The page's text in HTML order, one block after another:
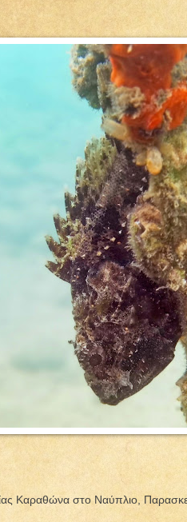
Καραθώνα στο Ναύπλιο,